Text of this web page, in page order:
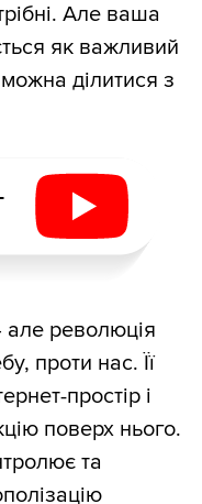
Але ваша
як важливий
ділитися з
революція
проти нас. Її
простір і
поверх нього.
та